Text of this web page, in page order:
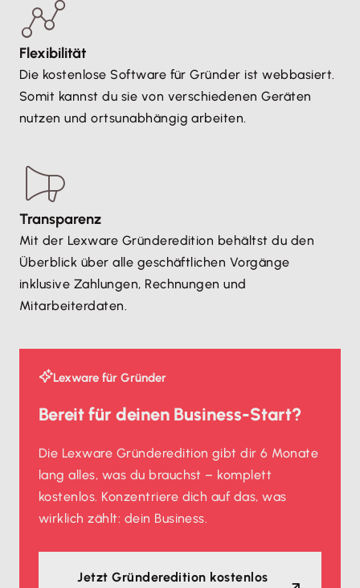
Flexibilität
Die kostenlose Software für Gründer ist webbasiert.
Somit kannst du sie von verschiedenen Geräten
nutzen und ortsunabhängig arbeiten.
Transparenz
Mit der Lexware Gründeredition behältst du den
Überblick über alle geschäftlichen Vorgänge
inklusive Zahlungen, Rechnungen und
Mitarbeiterdaten.
Lexware für Gründer
Bereit für deinen Business-Start?
Die Lexware Gründeredition gibt dir 6 Monate
lang alles, was du brauchst – komplett
kostenlos. Konzentriere dich auf das, was
wirklich zählt: dein Business.
Jetzt Gründeredition kostenlos